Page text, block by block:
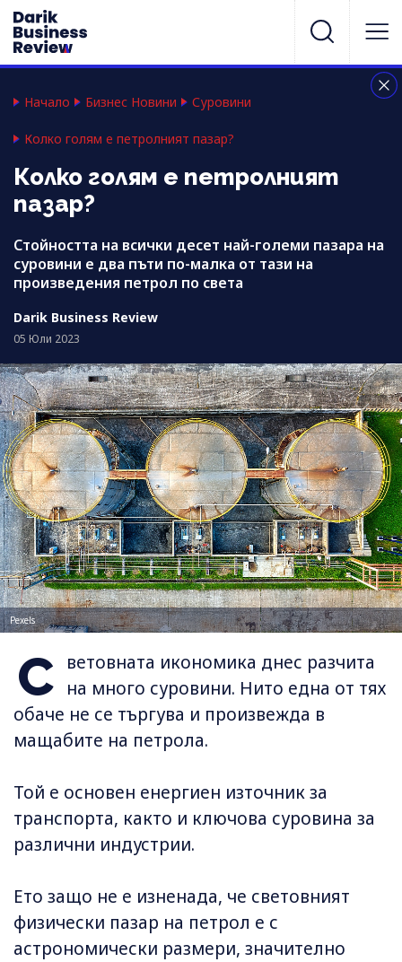
Начало Бизнес Новини Суровини
Колко голям е петролният пазар?
Колко голям е петролният
пазар?
Стойността на всички десет най-големи пазара на
суровини е два пъти по-малка от тази на
произведения петрол по света
Darik Business Review
05 Юли 2023
Pexels
С
ветовната икономика днес разчита
на много суровини. Нито една от тях
обаче не се търгува и произвежда в
мащабите на петрола.
Той е основен енергиен източник за
транспорта, както и ключова суровина за
различни индустрии.
Ето защо не е изненада, че световният
физически пазар на петрол е с
астрономически размери, значително